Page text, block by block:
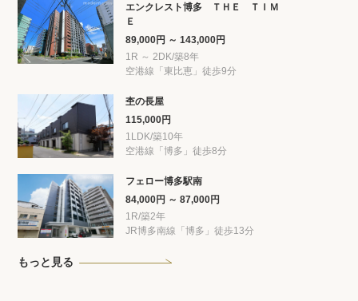
エンクレスト博多 ＴＨＥ ＴＩＭ
Ｅ
89,000円 ～ 143,000円
1R ～ 2DK/築8年
空港線「東比恵」徒歩9分
杢の長屋
115,000円
1LDK/築10年
空港線「博多」徒歩8分
フェロー博多駅南
84,000円 ～ 87,000円
1R/築2年
JR博多南線「博多」徒歩13分
もっと見る